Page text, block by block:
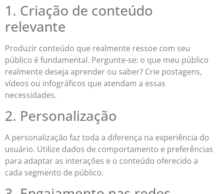
1. Criação de conteúdo
relevante
Produzir conteúdo que realmente ressoe com seu
público é fundamental. Pergunte-se: o que meu público
realmente deseja aprender ou saber? Crie postagens,
vídeos ou infográficos que atendam a essas
necessidades.
2. Personalização
A personalização faz toda a diferença na experiência do
usuário. Utilize dados de comportamento e preferências
para adaptar as interações e o conteúdo oferecido a
cada segmento de público.